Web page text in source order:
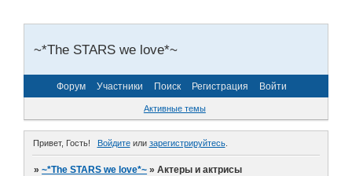
~*The STARS we love*~
Форум Участники Поиск Регистрация Войти
Активные темы
Привет, Гость! Войдитеили зарегистрируйтесь.
»~*The STARS we love*~ »Актеры и актрисы